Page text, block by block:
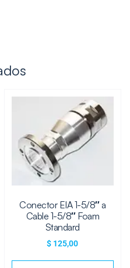
Conector EIA 1-5/8″ a
Cable 1-5/8″ Foam
Standard
$ 125,00